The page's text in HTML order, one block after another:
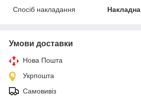
Спосіб накладання
Накладна
Умови доставки
Нова Пошта
Укрпошта
Самовивіз